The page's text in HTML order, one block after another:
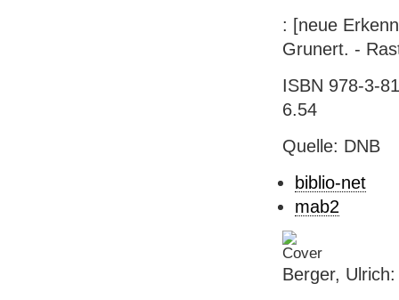
: [neue
Grunert. -
ISBN 978-3-
6.54
Quelle: DNB
biblio-net
mab2
Berger,